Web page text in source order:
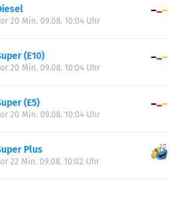
05:00-22:00
06:00-22:00
20 Min. 09.08. 10:04 Uhr
(E10)
20 Min. 09.08. 10:04 Uhr
(E5)
20 Min. 09.08. 10:04 Uhr
Plus
22 Min. 09.08. 10:02 Uhr